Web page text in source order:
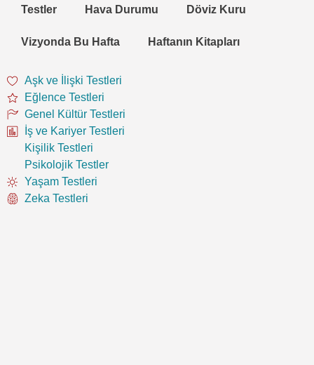
Testler Hava Durumu Döviz Kuru
Vizyonda Bu Hafta Haftanın Kitapları
Aşk ve İlişki Testleri
Eğlence Testleri
Genel Kültür Testleri
İş ve Kariyer Testleri
Kişilik Testleri
Psikolojik Testler
Yaşam Testleri
Zeka Testleri